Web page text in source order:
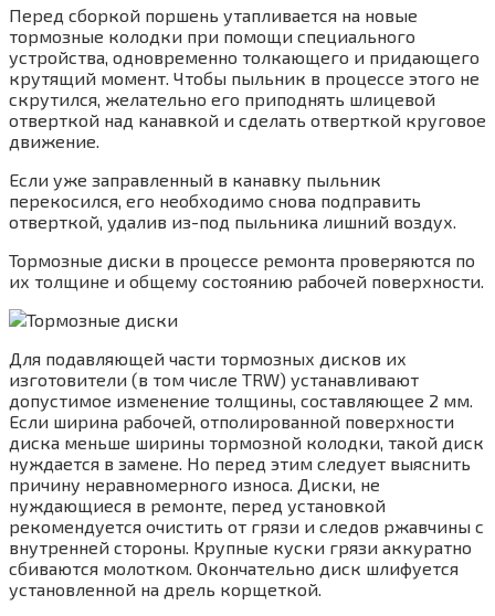
Перед сборкой поршень утапливается на новые
тормозные колодки при помощи специального
устройства, одновременно толкающего и придающего
крутящий момент. Чтобы пыльник в процессе этого не
скрутился, желательно его приподнять шлицевой
отверткой над канавкой и сделать отверткой круговое
движение.
Если уже заправленный в канавку пыльник
перекосился, его необходимо снова подправить
отверткой, удалив из-под пыльника лишний воздух.
Тормозные диски в процессе ремонта проверяются по
их толщине и общему состоянию рабочей поверхности.
Для подавляющей части тормозных дисков их
изготовители (в том числе TRW) устанавливают
допустимое изменение толщины, составляющее 2 мм.
Если ширина рабочей, отполированной поверхности
диска меньше ширины тормозной колодки, такой диск
нуждается в замене. Но перед этим следует выяснить
причину неравномерного износа. Диски, не
нуждающиеся в ремонте, перед установкой
рекомендуется очистить от грязи и следов ржавчины с
внутренней стороны. Крупные куски грязи аккуратно
сбиваются молотком. Окончательно диск шлифуется
установленной на дрель корщеткой.